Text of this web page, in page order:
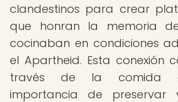
clandestinos para crear
que honran la memoria
cocinaban en condiciones
el Apartheid. Esta conexión
través de la comida
importancia de preservar